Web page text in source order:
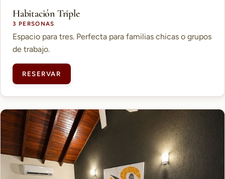
Habitación Triple
3 PERSONAS
Espacio para tres. Perfecta para familias chicas o grupos
de trabajo.
RESERVAR